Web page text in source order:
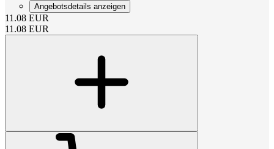
Angebotsdetails anzeigen
11.08 EUR
11.08 EUR